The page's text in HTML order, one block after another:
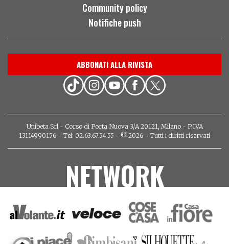
Community policy
Notifiche push
ABBONATI ALLA RIVISTA
Unibeta Srl - Corso di Porta Nuova 3/A 20121, Milano - P.IVA
13114990156 - Tel: 02.63.67.54.55 - © 2026 - Tutti i diritti riservati
NETWORK